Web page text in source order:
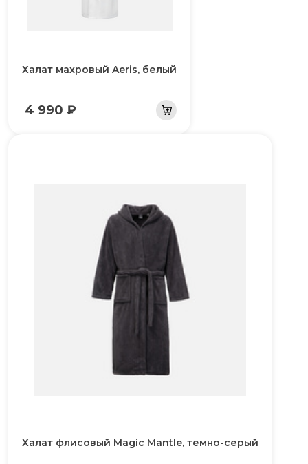
Халат махровый Aeris, белый
4 990 ₽
Халат флисовый Magic Mantle, темно-серый